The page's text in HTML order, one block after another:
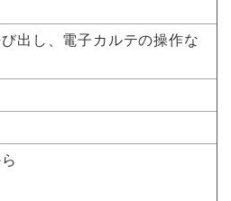
出し、電子カルテの操作な